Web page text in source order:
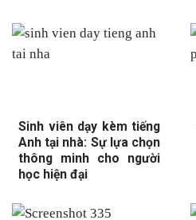
Sinh viên dạy kèm tiếng
Anh tại nhà: Sự lựa chọn
thông minh cho người
học hiện đại